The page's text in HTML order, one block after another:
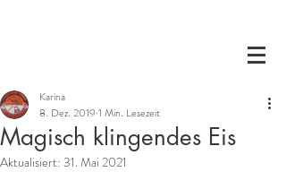
Magisch klingendes Eis
Karina
8. Dez. 2019 1 Min. Lesezeit
Aktualisiert: 31. Mai 2021